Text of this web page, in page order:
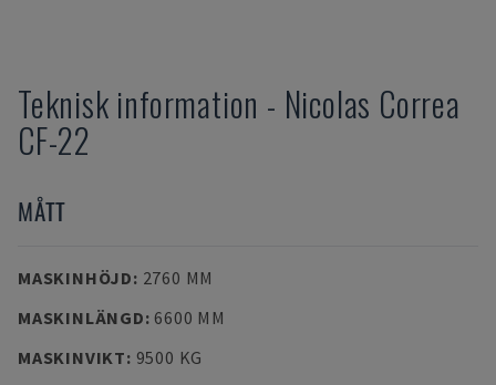
Teknisk information - Nicolas Correa
CF-22
MÅTT
MASKINHÖJD: 2760 MM
MASKINLÄNGD: 6600 MM
MASKINVIKT: 9500 KG